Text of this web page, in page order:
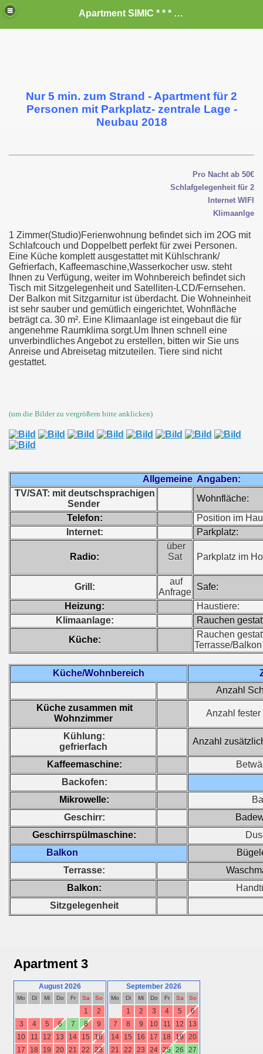
Apartment SIMIC * * * vom Privat zum vermieten
Nur 5 min. zum Strand - Apartment für 2
Personen mit Parkplatz- zentrale Lage -
Neubau 2018
Pro Nacht ab 50€
Schlafgelegenheit für 2
Internet WIFI
Klimaanlge
1 Zimmer(Studio)Ferienwohnung befindet sich im 2OG mit
Schlafcouch und Doppelbett perfekt für zwei Personen.
Eine Küche komplett ausgestattet mit Kühlschrank/
Gefrierfach, Kaffeemaschine,Wasserkocher usw. steht
Ihnen zu Verfügung, weiter im Wohnbereich befindet sich
Tisch mit Sitzgelegenheit und Satelliten-LCD/Fernsehen.
Der Balkon mit Sitzgarnitur ist überdacht. Die Wohneinheit
ist sehr sauber und gemütlich eingerichtet, Wohnfläche
beträgt ca. 30 m². Eine Klimaanlage ist eingebaut die für
angenehme Raumklima sorgt.Um Ihnen schnell eine
unverbindliches Angebot zu erstellen, bitten wir Sie uns
Anreise und Abreisetag mitzuteilen. Tiere sind nicht
gestattet.
(um die Bilder zu vergrößern bitte anklicken)
Allgemeine Angaben:
TV/SAT: mit deutschsprachigen
Sender
Wohnfläche:
Telefon:
Position im
Internet:
Parkplatz:
Radio:
über
Sat
Parkplatz im
Grill:
auf
Anfrage
Safe:
Heizung:
Haustiere:
Klimaanlage:
Rauchen
Küche:
Rauchen
Terrasse/Balkon
Küche/Wohnbereich
Anzahl
Küche zusammen mit
Wohnzimmer
Anzahl
Kühlung:
gefrierfach
Anzahl
Kaffeemaschine:
Backofen:
Mikrowelle:
Geschirr:
Geschirrspülmaschine:
Balkon
Terrasse:
Balkon:
Sitzgelegenheit